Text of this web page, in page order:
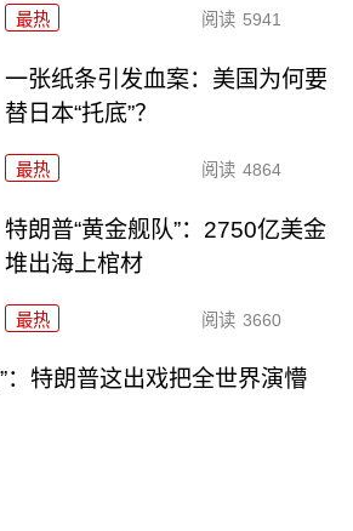
最热 阅读 5941
一张纸条引发血案：美国为何要
替日本“托底”？
最热 阅读 4864
特朗普“黄金舰队”：2750亿美金
堆出海上棺材
最热 阅读 3660
：特朗普这出戏把全世界演懵